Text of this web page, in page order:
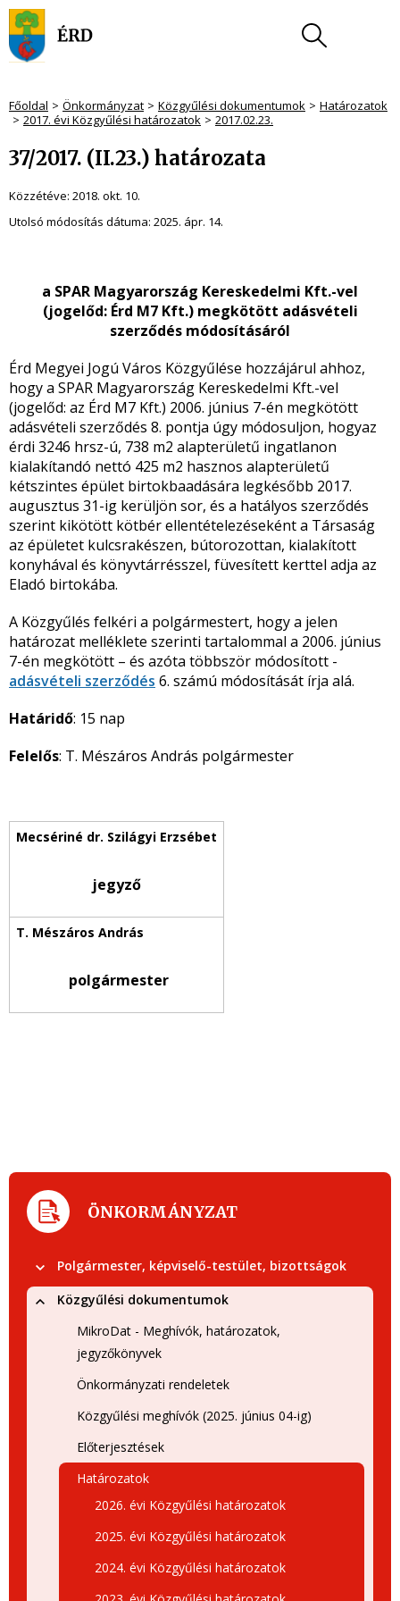
Főoldal Önkormányzat Közgyűlési dokumentumok
Határozatok
2017. évi Közgyűlési határozatok
2017.02.23.
37/2017. (II.23.) határozata
Közzétéve: 2018. okt. 10.
Utolsó módosítás dátuma: 2025. ápr. 14.
a SPAR Magyarország Kereskedelmi Kft.-vel
(jogelőd: Érd M7 Kft.) megkötött adásvételi
szerződés módosításáról
Érd Megyei Jogú Város Közgyűlése hozzájárul ahhoz,
hogy a SPAR Magyarország Kereskedelmi Kft.-vel
(jogelőd: az Érd M7 Kft.) 2006. június 7-én megkötött
adásvételi szerződés 8. pontja úgy módosuljon, hogyaz
érdi 3246 hrsz-ú, 738 m2 alapterületű ingatlanon
kialakítandó nettó 425 m2 hasznos alapterületű
kétszintes épület birtokbaadására legkésőbb 2017.
augusztus 31-ig kerüljön sor, és a hatályos szerződés
szerint kikötött kötbér ellentételezéseként a Társaság
az épületet kulcsrakészen, bútorozottan, kialakított
konyhával és könyvtárrésszel, füvesített kerttel adja az
Eladó birtokába.
A Közgyűlés felkéri a polgármestert, hogy a jelen
határozat melléklete szerinti tartalommal a 2006. június
7-én megkötött – és azóta többször módosított -
adásvételi szerződés 6. számú módosítását írja alá.
Határidő: 15 nap
Felelős: T. Mészáros András polgármester
jegyző
polgármester
ÖNKORMÁNYZAT
Polgármester, képviselő-testület, bizottságok
Közgyűlési dokumentumok
MikroDat - Meghívók, határozatok,
jegyzőkönyvek
Önkormányzati rendeletek
Közgyűlési meghívók (2025. június 04-ig)
Előterjesztések
Határozatok
2026. évi Közgyűlési határozatok
2025. évi Közgyűlési határozatok
2024. évi Közgyűlési határozatok